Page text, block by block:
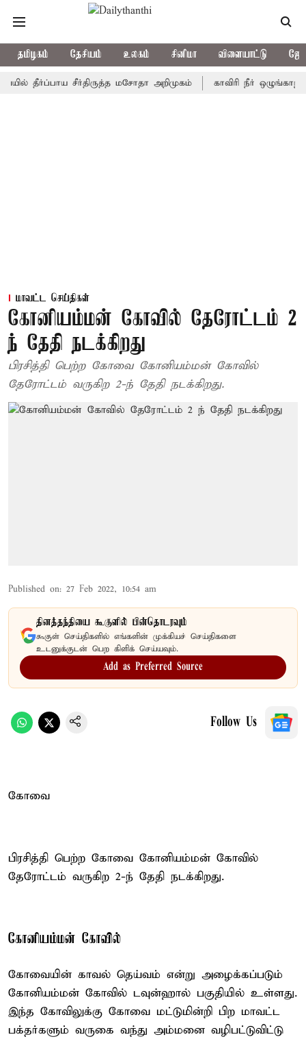
தமிழகம் தேசியம் உலகம் சினிமா விளையாட்டு
சீர்திருத்த மசோதா அறிமுகம் காவிரி நீர் ஒழுங்காற்று குழு
மாவட்ட செய்திகள்
கோனியம்மன் கோவில் தேரோட்டம் 2
ந் தேதி நடக்கிறது
பிரசித்தி பெற்ற கோவை கோனியம்மன் கோவில்
தேரோட்டம் வருகிற 2-ந் தேதி நடக்கிறது.
Published on: 27 Feb 2022, 10:54 am
தினத்தந்தியை கூகுளில் பின்தொடரவும்
கூகுள் செய்திகளில் எங்களின் முக்கியச் செய்திகளை
உடனுக்குடன் பெற கிளிக் செய்யவும்.
Add as Preferred Source
Follow Us
கோவை
பிரசித்தி பெற்ற கோவை கோனியம்மன் கோவில்
தேரோட்டம் வருகிற 2-ந் தேதி நடக்கிறது.
கோனியம்மன் கோவில்
கோவையின் காவல் தெய்வம் என்று அழைக்கப்படும்
கோனியம்மன் கோவில் டவுன்ஹால் பகுதியில் உள்ளது.
இந்த கோவிலுக்கு கோவை மட்டுமின்றி பிற மாவட்ட
பக்தர்களும் வருகை வந்து அம்மனை வழிபட்டுவிட்டு